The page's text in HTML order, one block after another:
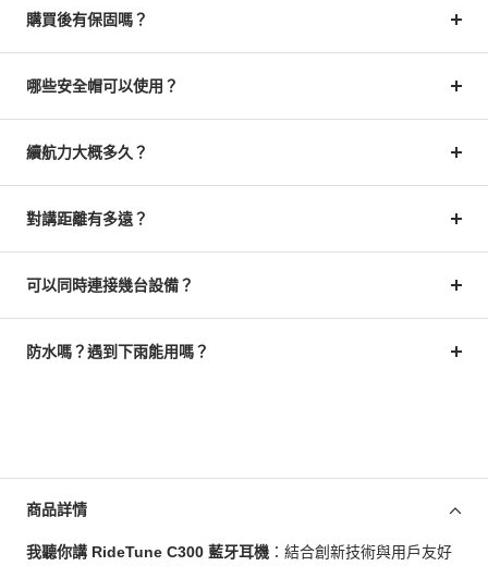
購買後有保固嗎？
哪些安全帽可以使用？
續航力大概多久？
對講距離有多遠？
可以同時連接幾台設備？
防水嗎？遇到下雨能用嗎？
商品詳情
我聽你講 RideTune C300 藍牙耳機 ：結合創新技術與用戶友好